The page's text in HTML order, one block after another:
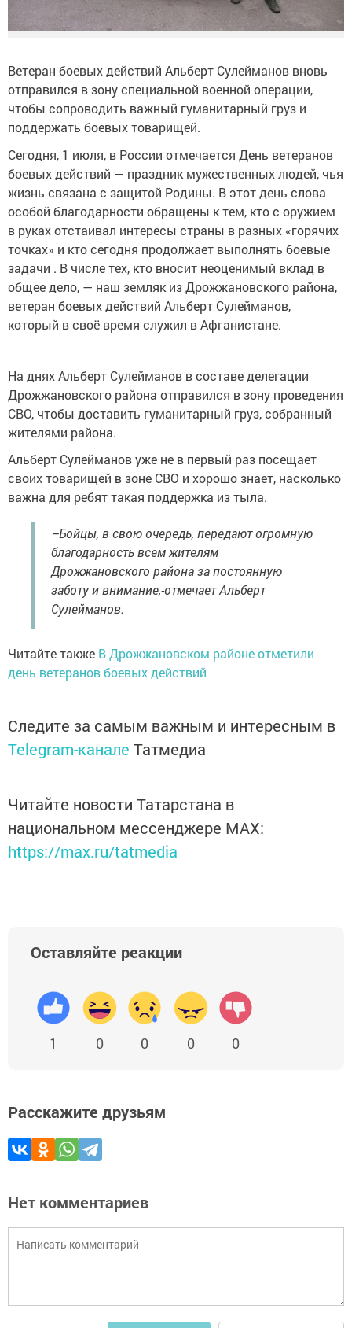
Ветеран боевых действий Альберт Сулейманов вновь
отправился в зону специальной военной операции,
чтобы сопроводить важный гуманитарный груз и
поддержать боевых товарищей.
Сегодня, 1 июля, в России отмечается День ветеранов
боевых действий — праздник мужественных людей, чья
жизнь связана с защитой Родины. В этот день слова
особой благодарности обращены к тем, кто с оружием
в руках отстаивал интересы страны в разных «горячих
точках» и кто сегодня продолжает выполнять боевые
задачи . В числе тех, кто вносит неоценимый вклад в
общее дело, — наш земляк из Дрожжановского района,
ветеран боевых действий Альберт Сулейманов,
который в своё время служил в Афганистане.
На днях Альберт Сулейманов в составе делегации
Дрожжановского района отправился в зону проведения
СВО, чтобы доставить гуманитарный груз, собранный
жителями района.
Альберт Сулейманов уже не в первый раз посещает
своих товарищей в зоне СВО и хорошо знает, насколько
важна для ребят такая поддержка из тыла.
–Бойцы, в свою очередь, передают огромную
благодарность всем жителям
Дрожжановского района за постоянную
заботу и внимание,-отмечает Альберт
Сулейманов.
Читайте также В Дрожжановском районе отметили
день ветеранов боевых действий
Следите за самым важным и интересным в
Telegram-канале Татмедиа
Читайте новости Татарстана в
национальном мессенджере MАХ:
https://max.ru/tatmedia
Оставляйте реакции
1 0 0 0 0
Расскажите друзьям
Нет комментариев